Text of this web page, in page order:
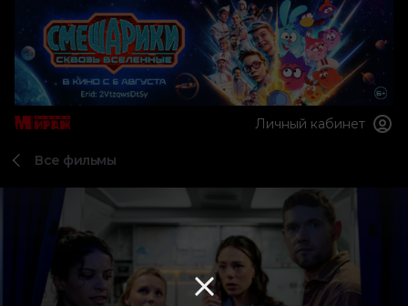
Личный кабинет
Все фильмы